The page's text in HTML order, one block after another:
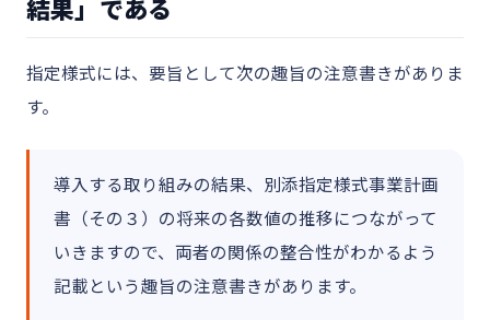
結果」である
指定様式には、要旨として次の趣旨の注意書きがありま
す。
導入する取り組みの結果、別添指定様式事業計画
書（その３）の将来の各数値の推移につながって
いきますので、両者の関係の整合性がわかるよう
記載という趣旨の注意書きがあります。